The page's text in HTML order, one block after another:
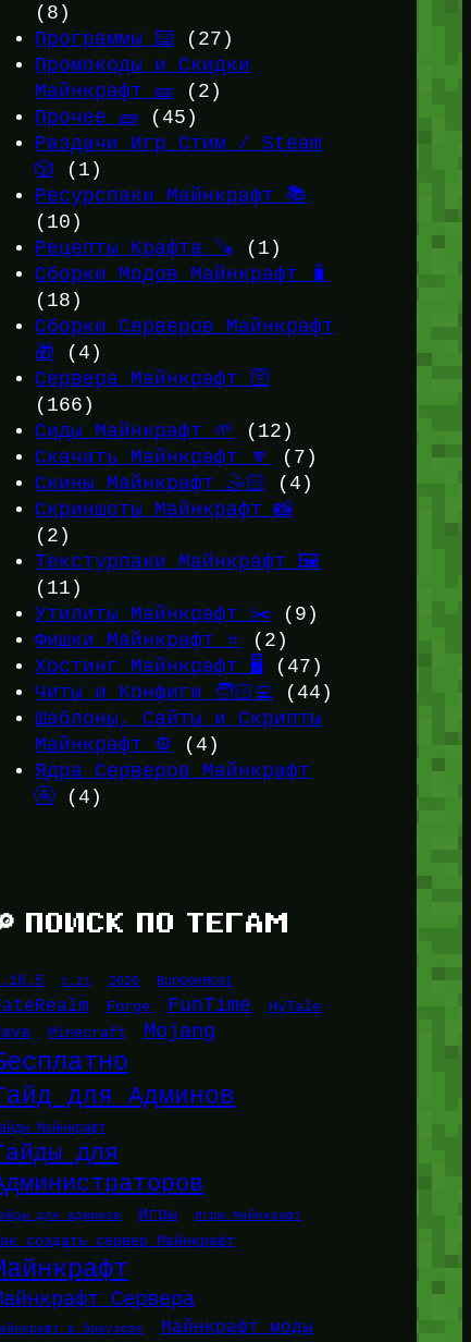
(8)
Программы ⌨️
(27)
Промокоды и Скидки
Майнкрафт 🎫
(2)
Прочее 🧱 (45)
Раздачи Игр Стим / Steam
🎲 (1)
Ресурспаки Майнкрафт 📚
(10)
Рецепты Крафта 🪚 (1)
Сборки Модов Майнкрафт 🧳
(18)
Сборки Серверов Майнкрафт
🎁 (4)
Сервера Майнкрафт 🛜
(166)
Сиды Майнкрафт 🌱
(12)
Скачать Майнкрафт 🔽
(7)
Скины Майнкрафт 🤹🏻
(4)
Скриншоты Майнкрафт 📸
(2)
Текстурпаки Майнкрафт 🖼️
(11)
Утилиты Майнкрафт ✂️ (9)
Фишки Майнкрафт ⭐ (2)
Хостинг Майнкрафт 🖥️
(47)
Читы и Конфиги 🧑🏻‍💻 (44)
Шаблоны, Сайты и Скрипты
Майнкрафт ⚙️ (4)
Ядра Серверов Майнкрафт
🚰 (4)
ПОИСК ПО ТЕГАМ
1.21 2026 BungeeHost
Forge FunTime HyTale
Minecraft Mojang
для Админов
Майнкрафт
для
для админов Игры Игры Майнкрафт
создать сервер Майнкрафт
Сервера
в браузере Майнкрафт моды